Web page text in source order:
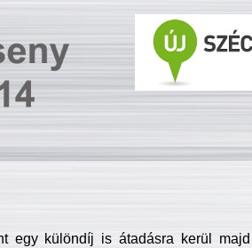
egy különdíj is átadásra kerül